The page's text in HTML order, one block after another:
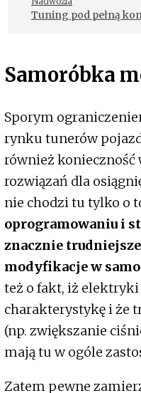
Tuning pod pełną
Samoróbka
Sporym
rynku tunerów
również konieczność
rozwiązań dla
nie chodzi tu tylko o
oprogramowaniu i
znacznie
modyfikacje w
też o fakt, iż
charakterystykę i że
(np. zwiększanie
mają tu w ogóle
Zatem pewne